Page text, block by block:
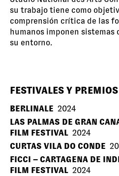
su trabajo tiene como
comprensión crítica de las
humanos imponen sistemas
su entorno.
FESTIVALES Y PREMIOS
BERLINALE 2024
LAS PALMAS DE GRAN
FILM FESTIVAL 2024
CURTAS VILA DO CONDE
FICCI – CARTAGENA DE
FILM FESTIVAL 2024